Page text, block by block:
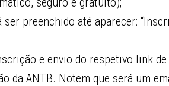
preenchido até aparecer:
e envio do respetivo link
da ANTB. Notem que será um